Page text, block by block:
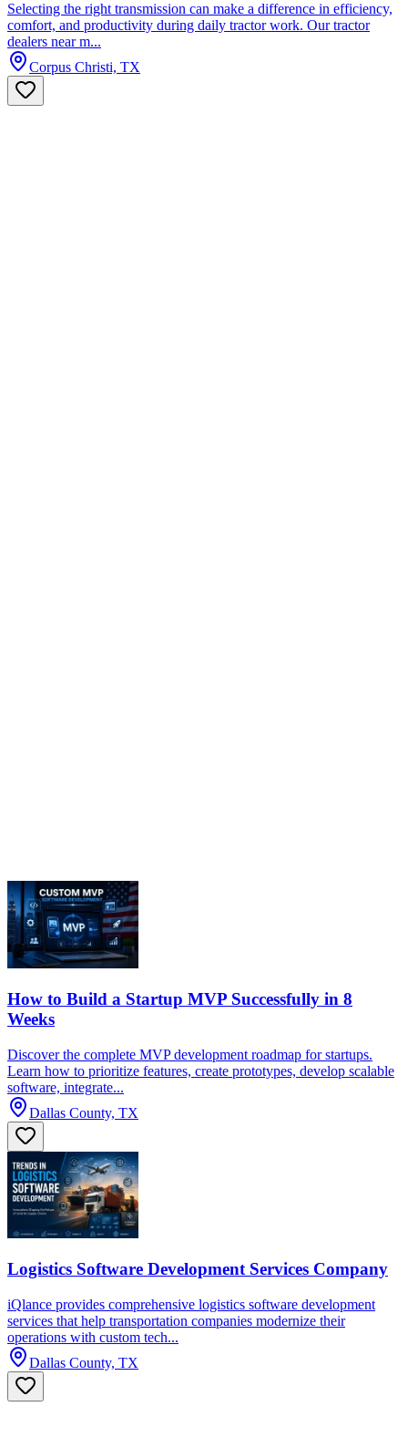
Selecting the right transmission can make a difference in efficiency,
comfort, and productivity during daily tractor work. Our tractor
dealers near m...
Corpus Christi, TX
How to Build a Startup MVP Successfully in 8
Weeks
Discover the complete MVP development roadmap for startups.
Learn how to prioritize features, create prototypes, develop scalable
software, integrate...
Dallas County, TX
Logistics Software Development Services Company
iQlance provides comprehensive logistics software development
services that help transportation companies modernize their
operations with custom tech...
Dallas County, TX